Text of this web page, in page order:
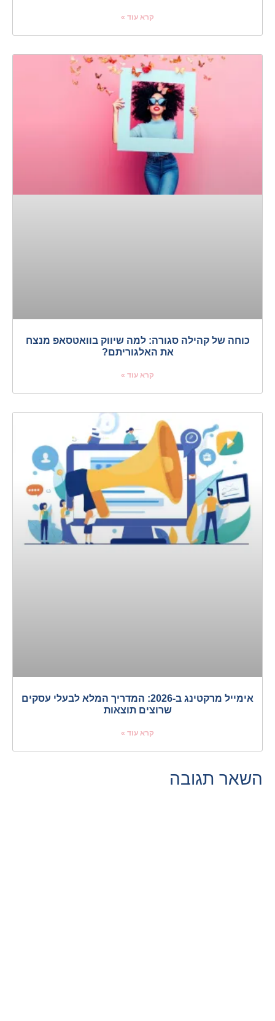
קרא עוד »
כוחה של קהילה סגורה: למה שיווק בוואטסאפ מנצח
את האלגוריתם?
קרא עוד »
אימייל מרקטינג ב-2026: המדריך המלא לבעלי עסקים
שרוצים תוצאות
קרא עוד »
השאר תגובה